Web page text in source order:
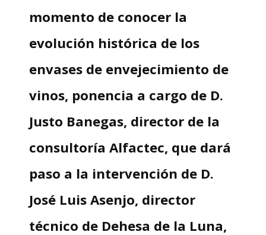
momento de conocer la
evolución histórica de los
envases de envejecimiento de
vinos, ponencia a cargo de D.
Justo Banegas, director de la
consultoría Alfactec, que dará
paso a la intervención de D.
José Luis Asenjo, director
técnico de Dehesa de la Luna,